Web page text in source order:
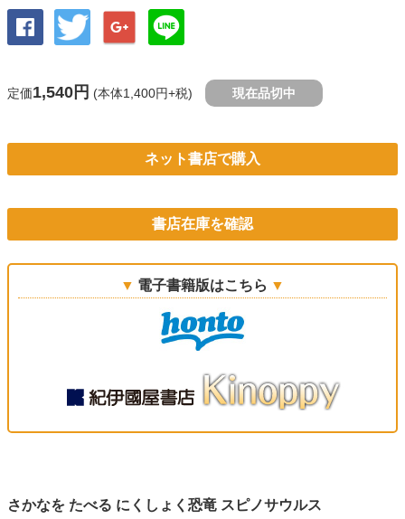
定価1,540円 (本体1,400円+税) 現在品切中
ネット書店で購入
書店在庫を確認
電子書籍版はこちら
さかなを たべる にくしょく恐竜 スピノサウルス